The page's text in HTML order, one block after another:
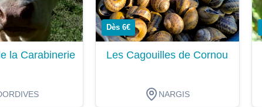
la Carabinerie
Dès 6€
Les Cagouilles de Cornou
NARGIS